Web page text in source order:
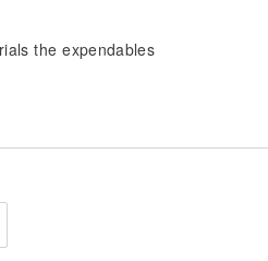
the expendables